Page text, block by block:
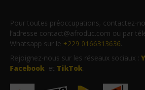
Pour toutes préoccupations, contactez-
l’adresse contact@afroduc.com ou par
Whatsapp sur le +229 0166313636.
Rejoignez-nous sur les réseaux sociaux :
Facebook et TikTok.